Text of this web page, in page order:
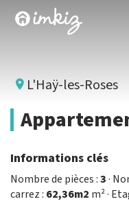
L'Haÿ-les-Roses
Informations clés
Nombre de pièces :3·
carrez : 62,36m2 m² ·